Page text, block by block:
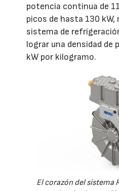
potencia continua de
picos de hasta 130 kW,
sistema de
lograr una densidad de
kW por kilogramo.
El corazón del sistema